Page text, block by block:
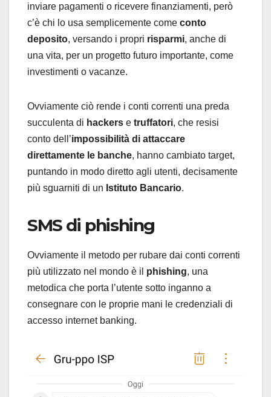
inviare pagamenti o ricevere finanziamenti, però
c’è chi lo usa semplicemente come conto
deposito, versando i propri risparmi, anche di
una vita, per un progetto futuro importante, come
investimenti o vacanze.
Ovviamente ciò rende i conti correnti una preda
succulenta di hackers e truffatori, che resisi
conto dell’impossibilità di attaccare
direttamente le banche, hanno cambiato target,
puntando in modo diretto agli utenti, decisamente
più sguarniti di un Istituto Bancario.
SMS di phishing
Ovviamente il metodo per rubare dai conti correnti
più utilizzato nel mondo è il phishing, una
metodica che porta l’utente sotto inganno a
consegnare con le proprie mani le credenziali di
accesso internet banking.